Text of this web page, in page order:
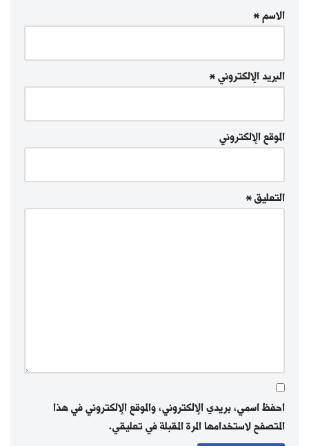
الاسم*
البريد الإلكتروني*
الموقع الإلكتروني
التعليق*
احفظ اسمي، بريدي الإلكتروني، والموقع الإلكتروني في هذا
المتصفح لاستخدامها المرة المقبلة في تعليقي.